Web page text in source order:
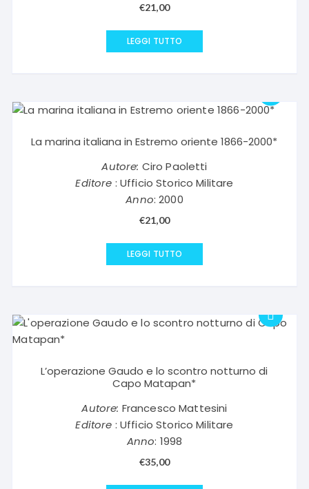
€21,00
LEGGI TUTTO
La marina italiana in Estremo oriente 1866-2000*
Autore: Ciro Paoletti
Editore : Ufficio Storico Militare
Anno: 2000
€21,00
LEGGI TUTTO
L’operazione Gaudo e lo scontro notturno di
Capo Matapan*
Autore: Francesco Mattesini
Editore : Ufficio Storico Militare
Anno: 1998
€35,00